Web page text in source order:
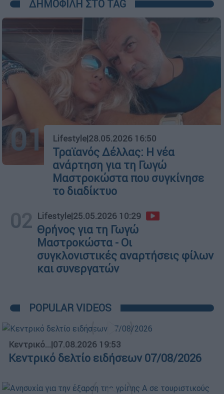
ΔΗΜΟΦΙΛΗ ΣΤΟ TAG
01 Lifestyle|28.05.2026 16:50
Τραϊανός Δέλλας: Η νέα
ανάρτηση για τη Γωγώ
Μαστροκώστα που συγκίνησε
το διαδίκτυο
02 Lifestyle|25.05.2026 10:29
Θρήνος για τη Γωγώ
Μαστροκώστα - Οι
συγκλονιστικές αναρτήσεις φίλων
και συνεργατών
POPULAR VIDEOS
Κεντρικό...|07.08.2026 19:53
Κεντρικό δελτίο ειδήσεων 07/08/2026